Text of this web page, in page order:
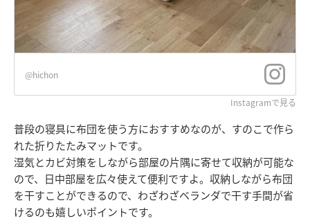
@hichon
Instagramで見る
普段の寝具に布団を使う方におすすめなのが、すのこで作ら
れた折りたたみマットです。
湿気とカビ対策をしながら部屋の片隅に寄せて収納が可能な
ので、日中部屋を広々使えて便利ですよ。収納しながら布団
を干すことができるので、わざわざベランダで干す手間が省
けるのも嬉しいポイントです。